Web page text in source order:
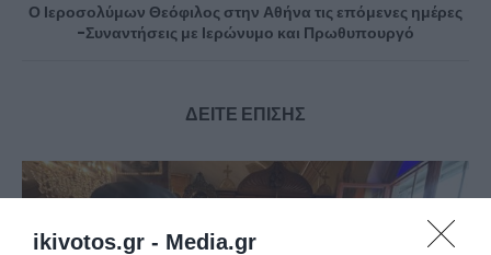
ikivotos.gr - Media.gr
Ο Ιεροσολύμων Θεόφιλος στην Αθήνα τις επόμενες ημέρες
-Συναντήσεις με Ιερώνυμο και Πρωθυπουργό
ΔΕΙΤΕ ΕΠΙΣΗΣ